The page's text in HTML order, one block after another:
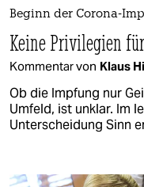
Beginn der Corona-
Keine Privilegien
Kommentar von Klaus
Ob die Impfung nur
Umfeld, ist unklar. Im
Unterscheidung Sinn